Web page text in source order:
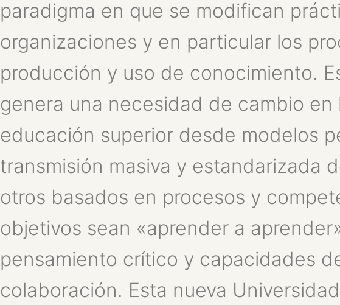
paradigma en que se modifican
organizaciones y en particular los
producción y uso de conocimiento.
genera una necesidad de cambio
educación superior desde modelos
transmisión masiva y estandarizada
otros basados en procesos y
objetivos sean «aprender a
pensamiento crítico y capacidades
colaboración. Esta nueva